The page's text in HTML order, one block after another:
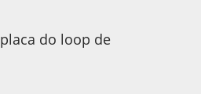
do loop de